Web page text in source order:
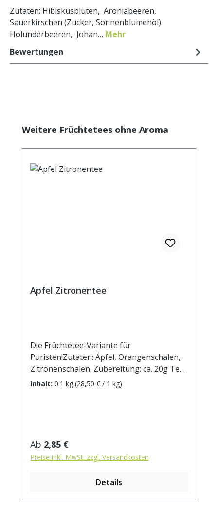
Zutaten: Hibiskusblüten, Aroniabeeren,
Sauerkirschen (Zucker, Sonnenblumenöl).
Holunderbeeren, Johan… Mehr
Bewertungen
Produktgalerie überspringen
Weitere Früchtetees ohne Aroma
Apfel Zitronentee
Die Früchtetee-Variante für
Puristen!Zutaten: Äpfel, Orangenschalen,
Zitronenschalen. Zubereitung: ca. 20g Tee
mit 1 l. kochendem Wasser aufgiessen.
Inhalt: 0.1 kg (28,50 € / 1 kg)
Regulärer Preis:
Ab 2,85 €
Preise inkl. MwSt. zzgl. Versandkosten
Details